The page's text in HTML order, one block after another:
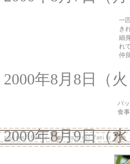
一
き
細
れ
仲
2000年8月8日（火
バ
食
2000年8月9日（